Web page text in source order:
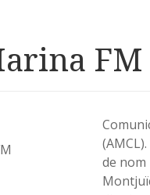
FM
de nom